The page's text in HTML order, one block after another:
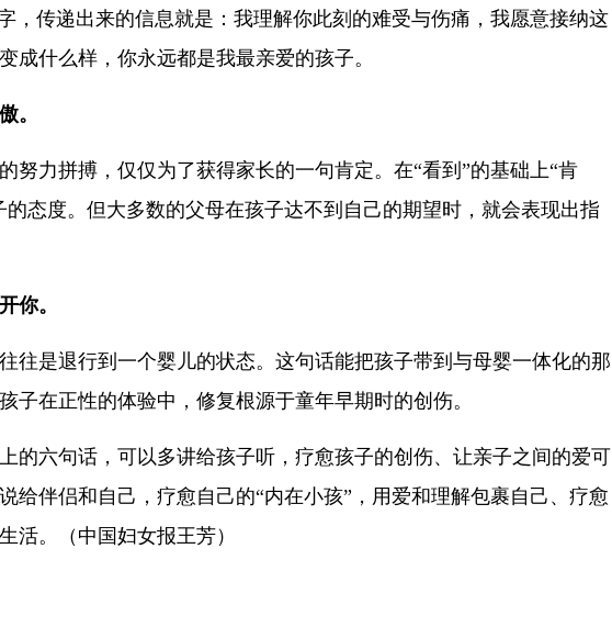
，传递出来的信息就是：我理解你此刻的难受与伤痛，我愿意接纳这
成什么样，你永远都是我最亲爱的孩子。
。
努力拼搏，仅仅为了获得家长的一句肯定。在“看到”的基础上“肯
的态度。但大多数的父母在孩子达不到自己的期望时，就会表现出指
你。
往是退行到一个婴儿的状态。这句话能把孩子带到与母婴一体化的那
子在正性的体验中，修复根源于童年早期时的创伤。
的六句话，可以多讲给孩子听，疗愈孩子的创伤、让亲子之间的爱可
给伴侣和自己，疗愈自己的“内在小孩”，用爱和理解包裹自己、疗愈
活。（中国妇女报王芳）